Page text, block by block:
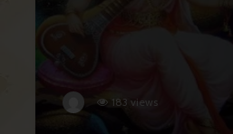
183 views